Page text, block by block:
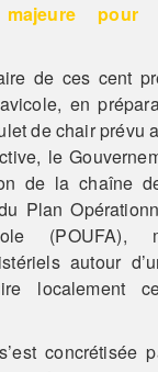
pour
de ces cent
en
de chair prévu
le
de la chaîne
Plan
(POUFA),
autour
localement
concrétisée